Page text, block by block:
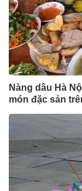
Nàng dâu Hà
món đặc sản